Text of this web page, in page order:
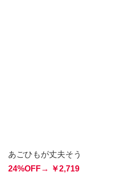
あごひもが丈夫そう
24%OFF→ ￥2,719